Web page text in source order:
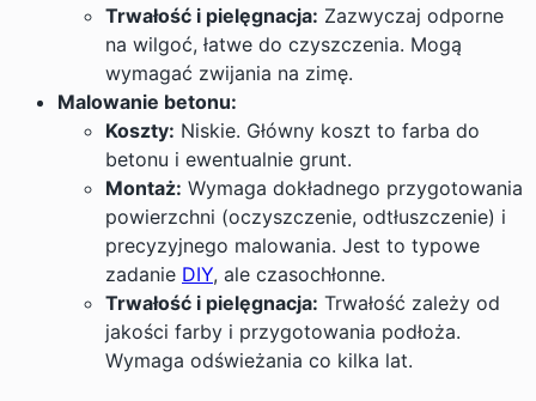
Trwałość i pielęgnacja: Zazwyczaj odporne
na wilgoć, łatwe do czyszczenia. Mogą
wymagać zwijania na zimę.
Malowanie betonu:
Koszty: Niskie. Główny koszt to farba do
betonu i ewentualnie grunt.
Montaż: Wymaga dokładnego przygotowania
powierzchni (oczyszczenie, odtłuszczenie) i
precyzyjnego malowania. Jest to typowe
zadanie DIY, ale czasochłonne.
Trwałość i pielęgnacja: Trwałość zależy od
jakości farby i przygotowania podłoża.
Wymaga odświeżania co kilka lat.